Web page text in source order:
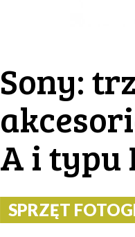
Sony:
A i typu
SPRZĘT